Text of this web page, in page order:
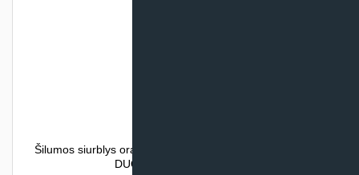
Šilumos siurblys oras – vanduo Atlantic ALFEA EXCELLIA
DUO A.I. (su integr. talpa)